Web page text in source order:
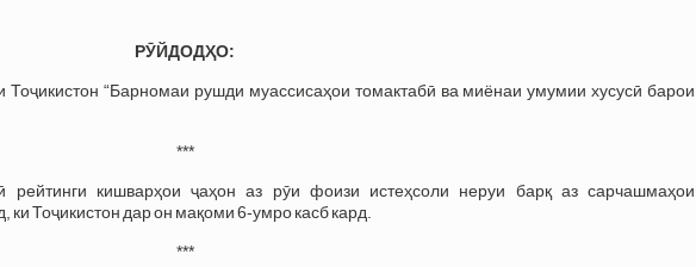
РӮЙДОДҲО:
Тоҷикистон “Барномаи рушди муассисаҳои томактабӣ ва миёнаи умумии хусусӣ барои
***
рейтинги кишварҳои ҷаҳон аз рӯи фоизи истеҳсоли неруи барқ аз сарчашмаҳои
Тоҷикистон дар он мақоми 6-умро касб кард.
***